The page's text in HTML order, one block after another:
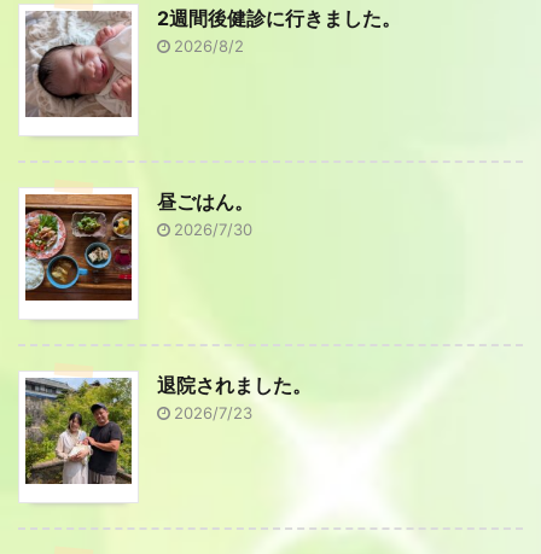
2週間後健診に行きました。
2026/8/2
昼ごはん。
2026/7/30
退院されました。
2026/7/23